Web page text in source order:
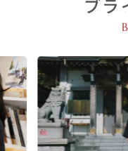
ブラ
B